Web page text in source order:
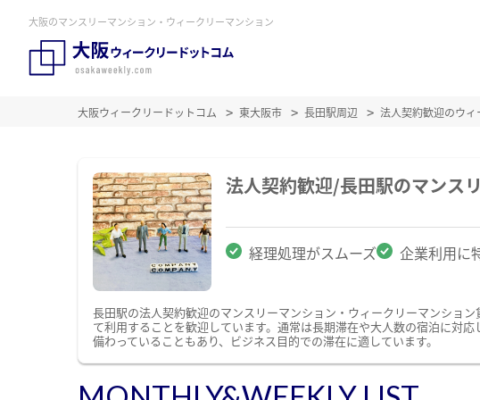
大阪のマンスリーマンション・ウィークリーマンション
大阪ウィークリードットコム 東大阪市 長田駅周辺 法人契約歓迎のウ
法人契約歓迎/長田駅のマンス
経理処理がスムーズ 企業利用に
長田駅の法人契約歓迎のマンスリーマンション・ウィークリーマンショ
て利用することを歓迎しています。通常は長期滞在や大人数の宿泊に対
備わっていることもあり、ビジネス目的での滞在に適しています。